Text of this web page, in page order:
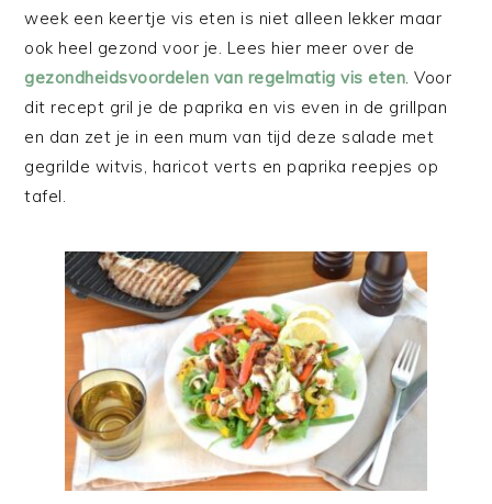
week een keertje vis eten is niet alleen lekker maar
ook heel gezond voor je. Lees hier meer over de
gezondheidsvoordelen van regelmatig vis eten. Voor
dit recept gril je de paprika en vis even in de grillpan
en dan zet je in een mum van tijd deze salade met
gegrilde witvis, haricot verts en paprika reepjes op
tafel.